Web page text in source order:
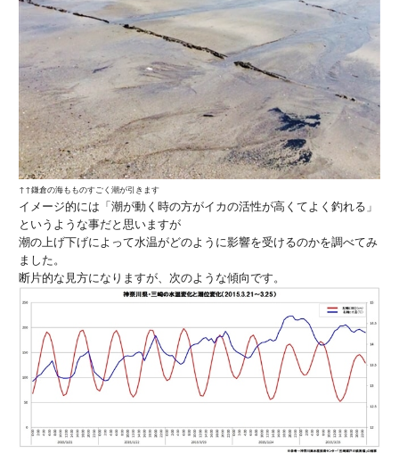
↑↑鎌倉の海もものすごく潮が引きます
イメージ的には「潮が動く時の方がイカの活性が高くてよく釣れる」
というような事だと思いますが
潮の上げ下げによって水温がどのように影響を受けるのかを調べてみ
ました。
断片的な見方になりますが、次のような傾向です。